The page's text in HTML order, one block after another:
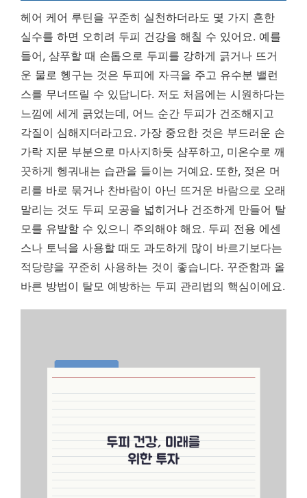
헤어 케어 루틴을 꾸준히 실천하더라도 몇 가지 흔한
실수를 하면 오히려 두피 건강을 해칠 수 있어요. 예를
들어, 샴푸할 때 손톱으로 두피를 강하게 긁거나 뜨거
운 물로 헹구는 것은 두피에 자극을 주고 유수분 밸런
스를 무너뜨릴 수 있답니다. 저도 처음에는 시원하다는
느낌에 세게 긁었는데, 어느 순간 두피가 건조해지고
각질이 심해지더라고요. 가장 중요한 것은 부드러운 손
가락 지문 부분으로 마사지하듯 샴푸하고, 미온수로 깨
끗하게 헹궈내는 습관을 들이는 거예요. 또한, 젖은 머
리를 바로 묶거나 찬바람이 아닌 뜨거운 바람으로 오래
말리는 것도 두피 모공을 넓히거나 건조하게 만들어 탈
모를 유발할 수 있으니 주의해야 해요. 두피 전용 에센
스나 토닉을 사용할 때도 과도하게 많이 바르기보다는
적당량을 꾸준히 사용하는 것이 좋습니다. 꾸준함과 올
바른 방법이 탈모 예방하는 두피 관리법의 핵심이에요.